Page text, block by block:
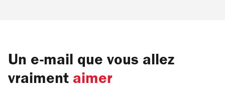
Un e-mail que vous allez
vraiment aimer